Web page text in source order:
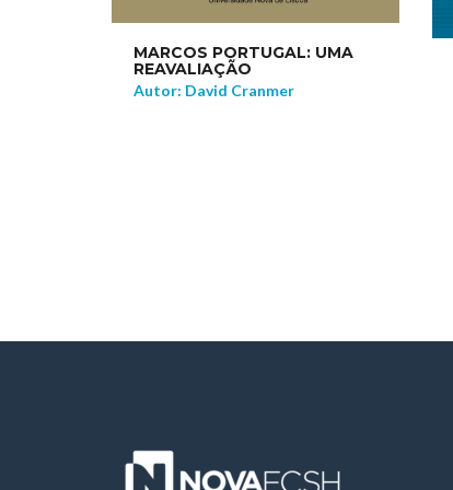
MARCOS PORTUGAL: UMA
REAVALIAÇÃO
Autor: David Cranmer